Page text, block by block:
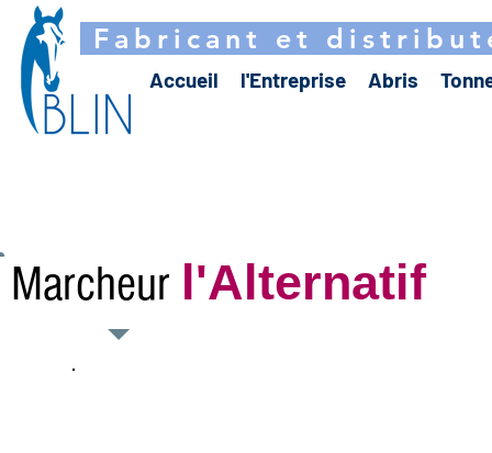
Accueil l'Entreprise Abris
Fabricant et
Marcheur l'Alternatif